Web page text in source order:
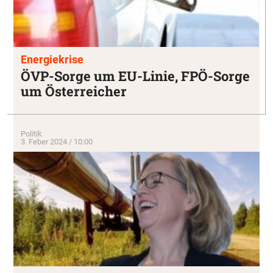
Energiekrise
ÖVP-Sorge um EU-Linie, FPÖ-Sorge
um Österreicher
Politik
3. Feber 2024 / 10:00